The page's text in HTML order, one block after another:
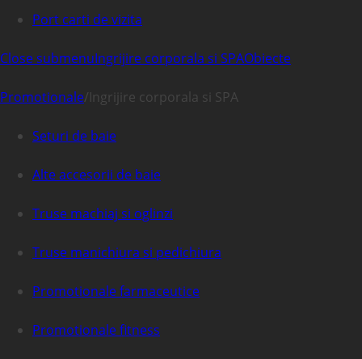
Port carti de vizita
Close submenuIngrijire corporala si SPAObiecte
Promotionale/Ingrijire corporala si SPA
Seturi de baie
Alte accesorii de baie
Truse machiaj si oglinzi
Truse manichiura si pedichiura
Promotionale farmaceutice
Promotionale fitness